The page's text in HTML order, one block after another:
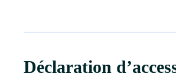
Déclaration